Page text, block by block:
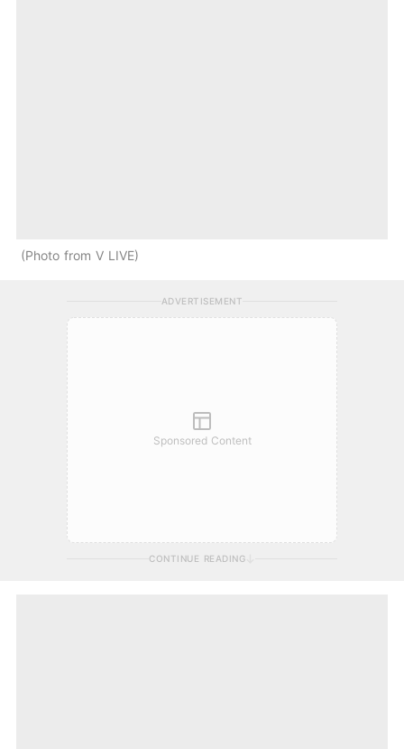
Photo from V LIVE
ADVERTISEMENT
Sponsored Content
CONTINUE READING